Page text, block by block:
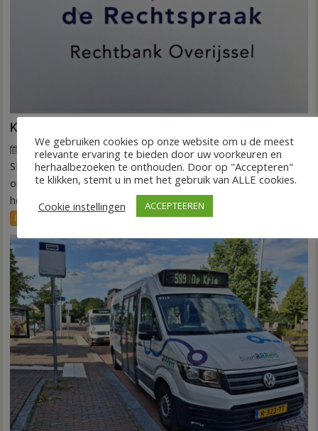
Kantonrechter: 75.000 euro voor ex-werknemers
7 augustus 2026 Wim de Jonge Reacties uitgeschakeld
voor
Kantonrechter:
75.000
werknemers
SLAGHAREN – De rechtbank Overijssel heeft een
onderneming uit Slagharen (ROOT Painting) veroordeeld tot
het betalen...
FRONTPAGE
We gebruiken cookies op onze website om u de meest
relevante ervaring te bieden door uw voorkeuren en
herhaalbezoeken te onthouden. Door op "Accepteren"
te klikken, stemt u in met het gebruik van ALLE cookies.
Cookie instellingen
ACCEPTEEREN